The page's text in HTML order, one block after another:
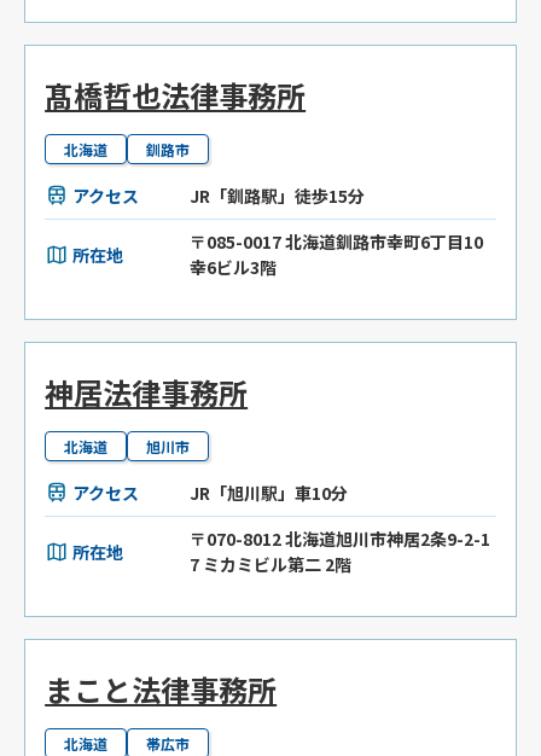
髙橋哲也法律事務所
北海道 釧路市
アクセス JR「釧路駅」徒歩15分
所在地
〒085-0017 北海道釧路市幸町6丁目10
幸6ビル3階
神居法律事務所
北海道 旭川市
アクセス JR「旭川駅」車10分
所在地
〒070-8012 北海道旭川市神居2条9-2-1
7 ミカミビル第二 2階
まこと法律事務所
北海道 帯広市